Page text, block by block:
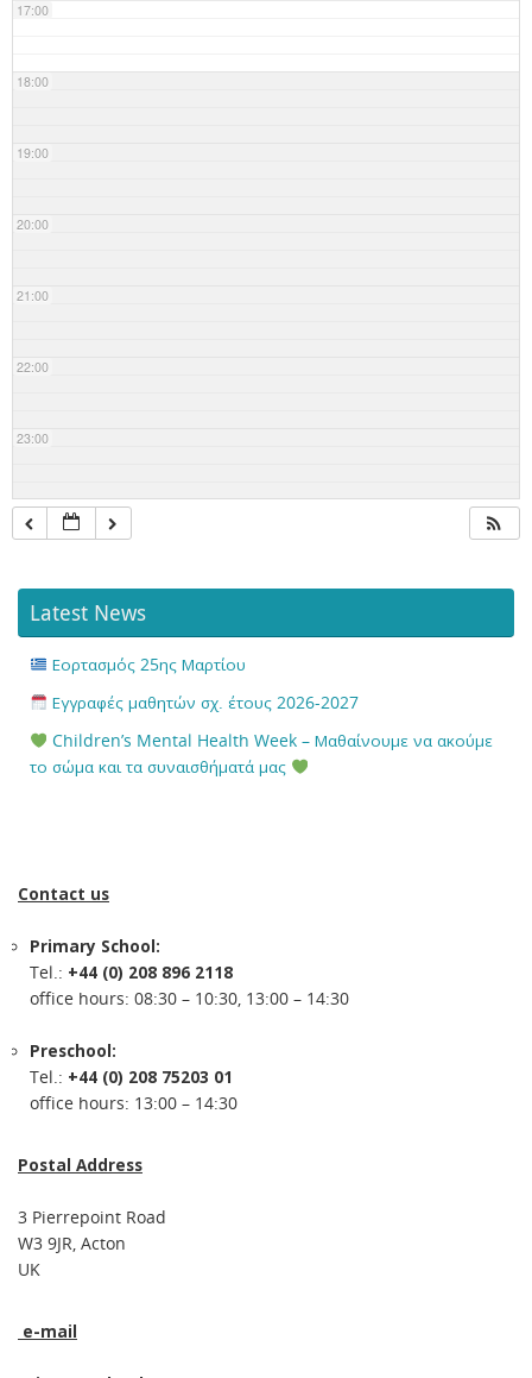
17:00
18:00
19:00
20:00
21:00
22:00
23:00
Latest News
Εορτασμός 25ης Μαρτίου
Εγγραφές μαθητών σχ. έτους 2026-2027
Children’s Mental Health Week – Μαθαίνουμε να ακούμε
το σώμα και τα συναισθήματά μας
Contact us
Primary School:
Tel.: +44 (0) 208 896 2118
office hours: 08:30 – 10:30, 13:00 – 14:30
Preschool:
Tel.: +44 (0) 208 75203 01
office hours: 13:00 – 14:30
Postal Address
3 Pierrepoint Road
W3 9JR, Acton
UK
e-mail